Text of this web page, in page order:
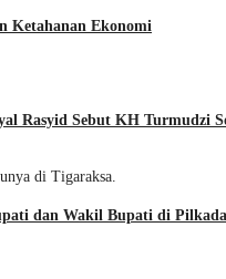
Ketahanan Ekonomi
Rasyid Sebut KH Turmudzi
dan Wakil Bupati di